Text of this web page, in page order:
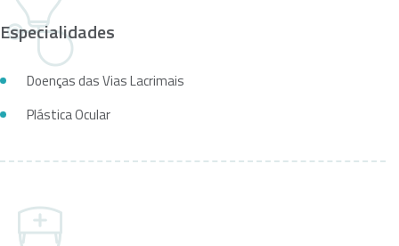
Especialidades
Doenças das Vias Lacrimais
Plástica Ocular